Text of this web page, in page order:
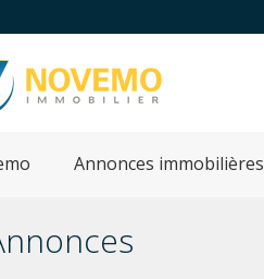
Annonces immobilières